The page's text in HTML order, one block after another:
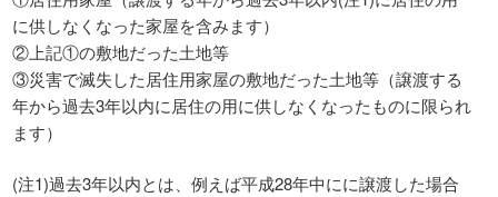
に供しなくなった家屋を含みます）
②上記①の敷地だった土地等
③災害で滅失した居住用家屋の敷地だった土地等（譲渡する
年から過去3年以内に居住の用に供しなくなったものに限られ
ます）
(注1)過去3年以内とは、例えば平成28年中にに譲渡した場合